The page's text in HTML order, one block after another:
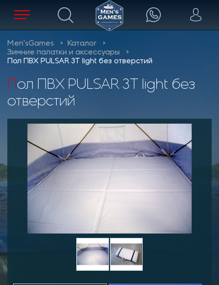
Men'sGames
Каталог
Зимние палатки и аксессуары
Пол ПВХ PULSAR 3Т light без отверстий
Пол ПВХ PULSAR 3Т light без
отверстий